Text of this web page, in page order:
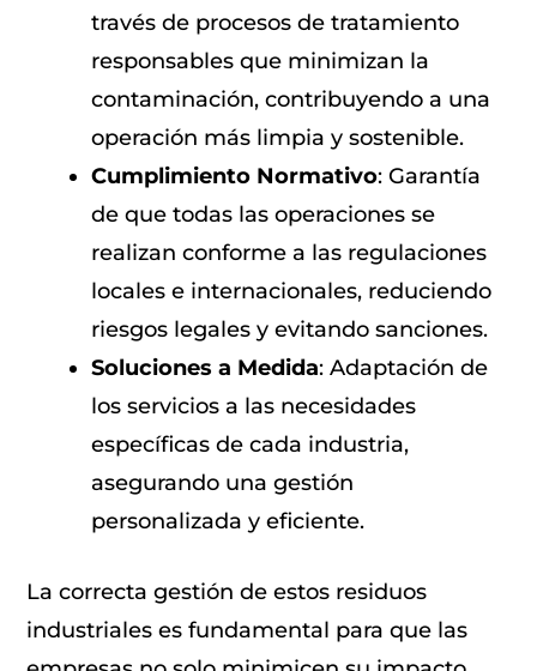
través de procesos de tratamiento
responsables que minimizan la
contaminación, contribuyendo a una
operación más limpia y sostenible.
Cumplimiento Normativo: Garantía
de que todas las operaciones se
realizan conforme a las regulaciones
locales e internacionales, reduciendo
riesgos legales y evitando sanciones.
Soluciones a Medida: Adaptación de
los servicios a las necesidades
específicas de cada industria,
asegurando una gestión
personalizada y eficiente.
La correcta gestión de estos residuos
industriales es fundamental para que las